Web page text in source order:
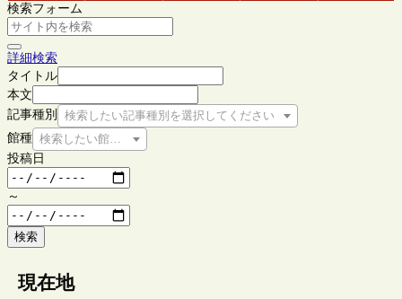
検索フォーム
詳細検索
タイトル
本文
記事種別
検索したい記事種別を選択してください
館種 検索したい館種を選択してください
投稿日
～
検索
現在地